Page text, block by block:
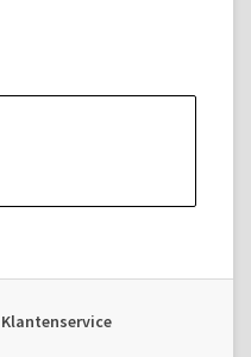
Klantenservice